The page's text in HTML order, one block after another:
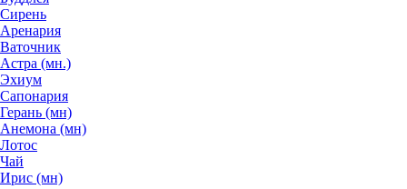
Сирень
Аренария
Ваточник
Астра (мн.)
Эхиум
Сапонария
Герань (мн)
Анемона (мн)
Лотос
Чай
Ирис (мн)